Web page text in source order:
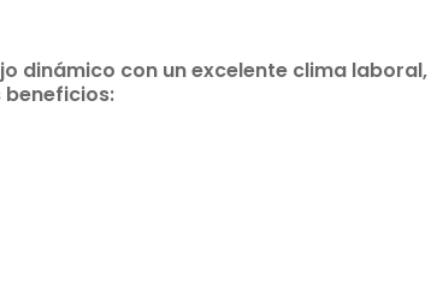
dinámico con un excelente clima laboral,